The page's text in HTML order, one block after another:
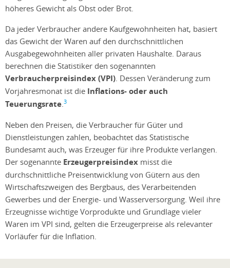
höheres Gewicht als Obst oder Brot.
Da jeder Verbraucher andere Kaufgewohnheiten hat, basiert
das Gewicht der Waren auf den durchschnittlichen
Ausgabegewohnheiten aller privaten Haushalte. Daraus
berechnen die Statistiker den sogenannten
Verbraucherpreisindex (VPI) . Dessen Veränderung zum
Vorjahresmonat ist die Inflations- oder auch
Teuerungsrate 3
Neben den Preisen, die Verbraucher für Güter und
Dienstleistungen zahlen, beobachtet das Statistische
Bundesamt auch, was Erzeuger für ihre Produkte verlangen.
Der sogenannte Erzeugerpreisindex misst die
durchschnittliche Preisentwicklung von Gütern aus den
Wirtschaftszweigen des Bergbaus, des Verarbeitenden
Gewerbes und der Energie- und Wasserversorgung. Weil ihre
Erzeugnisse wichtige Vorprodukte und Grundlage vieler
Waren im VPI sind, gelten die Erzeugerpreise als relevanter
Vorläufer für die Inflation.